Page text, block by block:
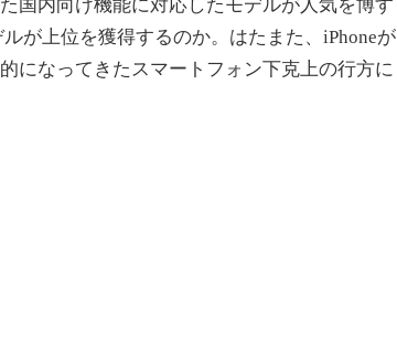
国内向け機能に対応したモデルが人気を博す
が上位を獲得するのか。はたまた、iPhoneが
なってきたスマートフォン下克上の行方に